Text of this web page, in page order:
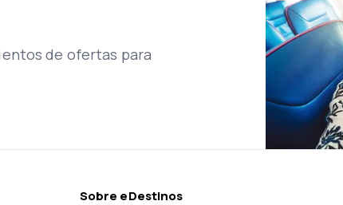
de ofertas para
Sobre eDestinos